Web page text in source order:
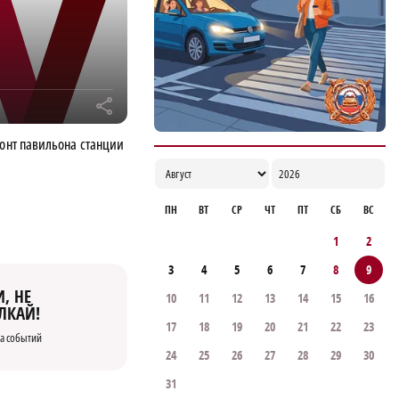
r
павильона станции
НЕ
событий
ПН ВТ СР ЧТ ПТ СБ ВС
1
2
3
4 5 6 7 8
9
10
11 12 13 14 15
16
17
18 19 20 21 22
23
24
25 26 27 28 29
30
31